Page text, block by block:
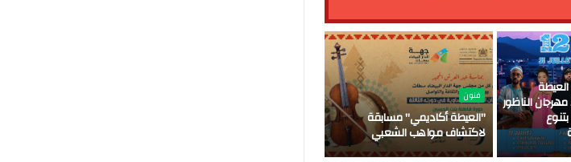
مهرجان الناظور فنون
"العيطة أكاديمي" مسابقة
لاكتشاف مواهب الشعبي